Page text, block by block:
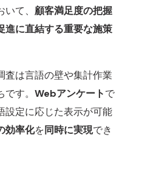
いて、顧客満足度の把握
進に直結する重要な施策
査は言語の壁や集計作業
です。Webアンケートで
設定に応じた表示が可能
効率化を同時に実現でき